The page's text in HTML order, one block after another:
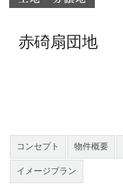
赤碕扇団地
コンセプト 物件概要
イメージプラン